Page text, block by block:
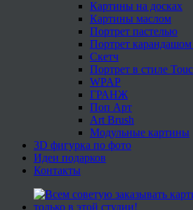
Картины на досках
Картины маслом
Портрет пастелью
Портрет
Скетч
Портрет в стиле
WPAP
ГРАНЖ
Поп Арт
Art Brush
Модульные картины
3D фигурка по фото
Идеи подарков
Контакты